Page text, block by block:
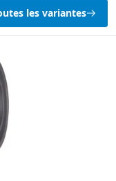
les variantes